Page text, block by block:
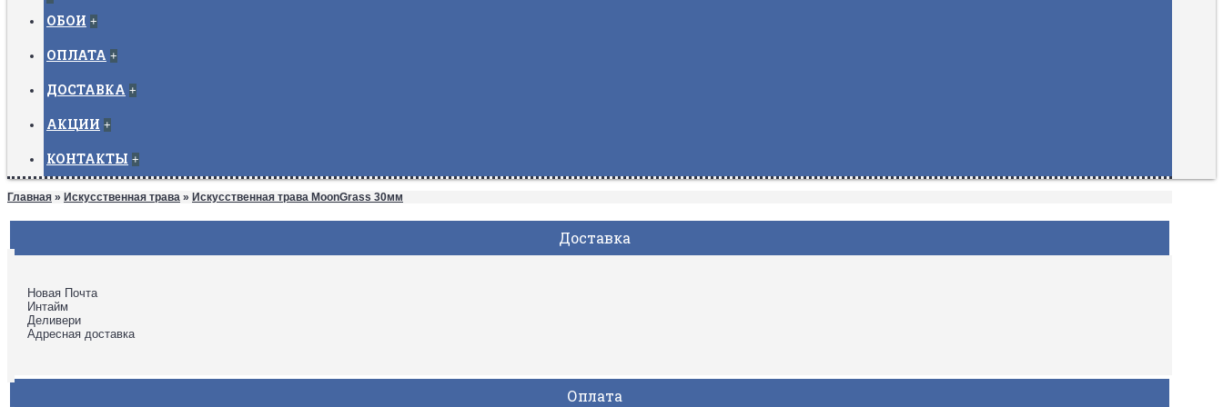
ОБОИ +
ОПЛАТА +
ДОСТАВКА +
АКЦИИ +
КОНТАКТЫ +
Главная » Искусственная трава » Искусственная трава MoonGrass 30мм
Доставка
Новая Почта
Интайм
Деливери
Адресная доставка
Оплата